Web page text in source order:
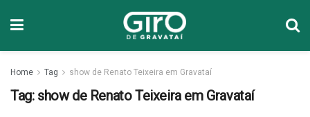
Home Tag show de Renato Teixeira em Gravataí
Tag: show de Renato Teixeira em Gravataí